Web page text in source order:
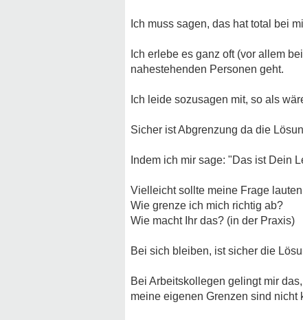
Ich muss sagen, das hat total bei
Ich erlebe es ganz oft (vor allem
nahestehenden Personen geht.
Ich leide sozusagen mit, so als
Sicher ist Abgrenzung da die
Indem ich mir sage: "Das ist Dein
Vielleicht sollte meine Frage
Wie grenze ich mich richtig ab?
Wie macht Ihr das? (in der Praxis)
Bei sich bleiben, ist sicher die
Bei Arbeitskollegen gelingt mir
meine eigenen Grenzen sind nicht